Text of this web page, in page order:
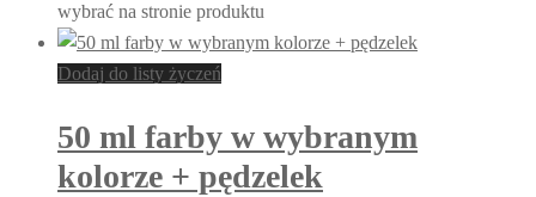
wybrać na stronie produktu
Dodaj do listy życzeń
50 ml farby w wybranym
kolorze + pędzelek